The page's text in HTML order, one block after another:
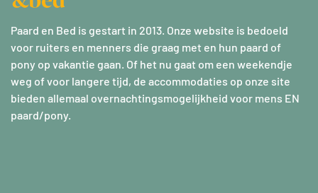
Paard en Bed is gestart in 2013. Onze website is bedoeld
voor ruiters en menners die graag met en hun paard of
pony op vakantie gaan. Of het nu gaat om een weekendje
weg of voor langere tijd, de accommodaties op onze site
bieden allemaal overnachtingsmogelijkheid voor mens EN
paard/pony.